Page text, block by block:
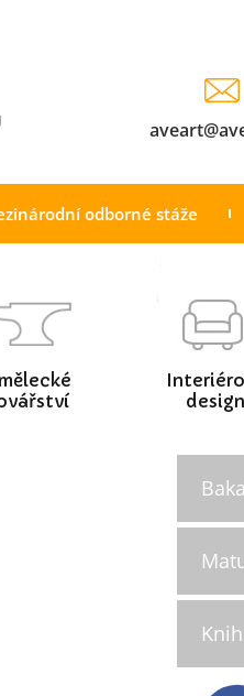
odborné stáže
design